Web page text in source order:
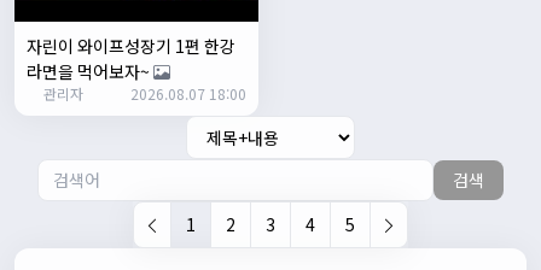
시즌온이랑 안라가 몬가요?
진우01:50:08
시즌온은 시즌이 시작됬다는거고 안라는 안전한 라이딩으로
자출조아
2/20/2025
자린이 와이프성장기 1편 한강
라면을 먹어보자~
관리자 2026.08.07 18:00
검색
1
2 3 4 5